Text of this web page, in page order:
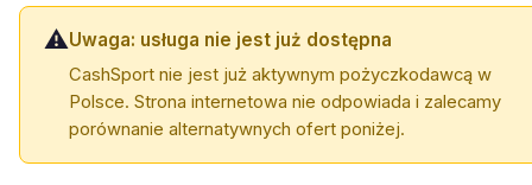
⚠️Uwaga: usługa nie jest już dostępna
CashSport nie jest już aktywnym pożyczkodawcą w
Polsce. Strona internetowa nie odpowiada i zalecamy
porównanie alternatywnych ofert poniżej.